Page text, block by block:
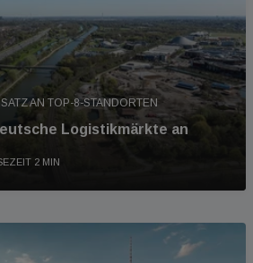
AN TOP-8-STANDORTEN
Logistikmärkte an
2 MIN